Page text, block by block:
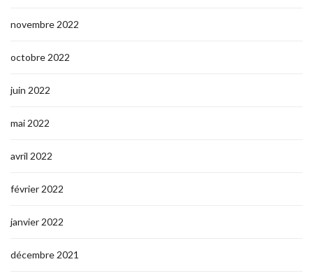
novembre 2022
octobre 2022
juin 2022
mai 2022
avril 2022
février 2022
janvier 2022
décembre 2021